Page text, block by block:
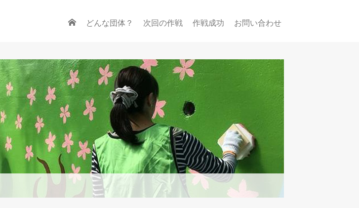
どんな団体？ 次回の作戦 作戦成功 お問い合わせ